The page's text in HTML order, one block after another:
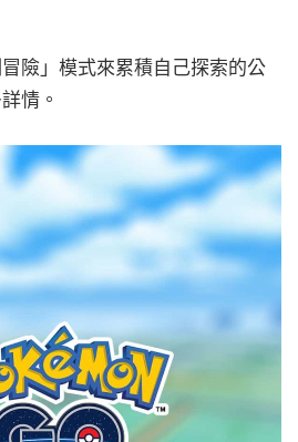
險」模式來累積自己探索的公
情。